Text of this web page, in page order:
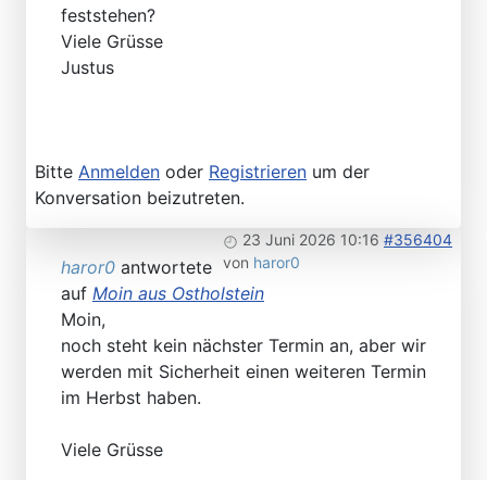
feststehen?
Viele Grüsse
Justus
Bitte Anmelden oder Registrieren um der
Konversation beizutreten.
23 Juni 2026 10:16 #356404
von haror0
haror0 antwortete
auf Moin aus Ostholstein
Moin,
noch steht kein nächster Termin an, aber wir
werden mit Sicherheit einen weiteren Termin
im Herbst haben.
Viele Grüsse